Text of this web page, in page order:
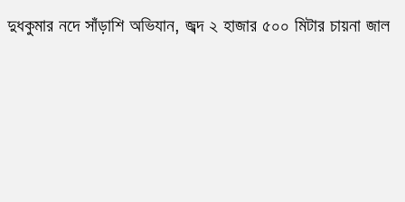
দুধকুমার নদে সাঁড়াশি অভিযান, জব্দ ২ হাজার ৫০০ মিটার চায়না জাল